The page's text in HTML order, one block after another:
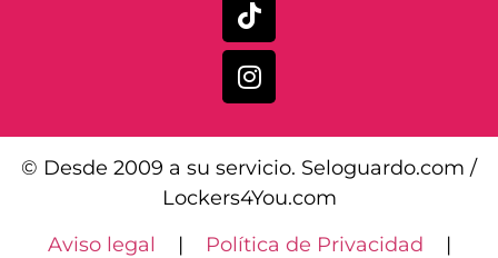
© Desde 2009 a su servicio. Seloguardo.com /
Lockers4You.com
Aviso legal | Política de Privacidad |